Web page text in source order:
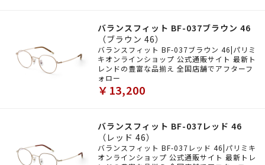
バランスフィット BF-037ブラウン 46
（ブラウン 46）
バランスフィット BF-037ブラウン 46|パリミ
キオンラインショップ 公式通販サイト 最新ト
レンドの豊富な品揃え 全国店舗でアフターフ
ォロー
￥13,200
バランスフィット BF-037レッド 46
（レッド 46）
バランスフィット BF-037レッド 46|パリミキ
オンラインショップ 公式通販サイト 最新トレ